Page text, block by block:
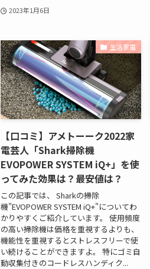
2023年1月6日
生活家電
【口コミ】アメトーーク2022家
電芸人「Shark掃除機
EVOPOWER SYSTEM iQ+」を使
ってみた効果は？最安値は？
この記事では、 Sharkの掃除
機"EVOPOWER SYSTEM iQ+"についてわ
かりやすくご紹介しています。 使用頻度
の高い掃除機は価格を重視するよりも、
機能性を重視するとストレスフリーで使
い続けることができますよ。 特にゴミ自
動収集付きのコードレスハンディク...